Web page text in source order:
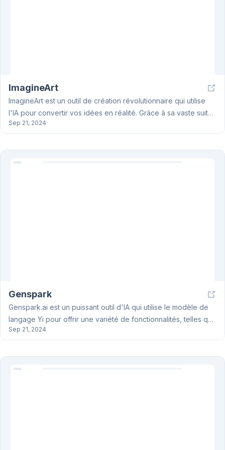
ImagineArt
ImagineArt est un outil de création révolutionnaire qui utilise
l'IA pour convertir vos idées en réalité. Grâce à sa vaste suite
d'outils, vous pouvez générer des images à partir de texte,
dessin en direct. ImagineArt est une plateforme utilisée par
des millions d'utilisateurs et offre un soutien communautaire
Sep 21, 2024
Genspark
Genspark.ai est un puissant outil d'IA qui utilise le modèle de
langage Yi pour offrir une variété de fonctionnalités, telles que
la création de résumés de réunions, la rédaction d'articles,
disponible en anglais et en chinois, permettant aux utilisateurs
du monde entier de profiter de ses capacités.
Sep 21, 2024